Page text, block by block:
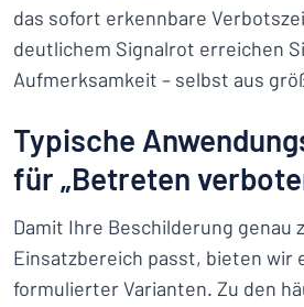
das sofort erkennbare
deutlichem Signalrot erreichen
Aufmerksamkeit – selbst aus
Typische
für „Betreten
Damit Ihre Beschilderung genau
Einsatzbereich passt, bieten wir
formulierter Varianten. Zu den